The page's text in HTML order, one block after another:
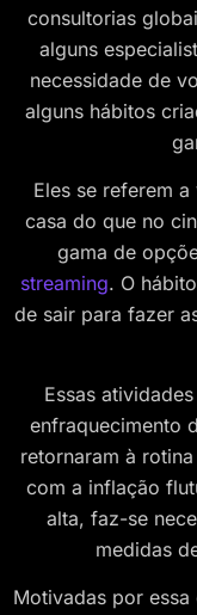
consultorias
alguns
necessidade de
alguns hábitos
Eles se referem
casa do que no
gama de
streaming. O
de sair para fazer
Essas
enfraquecimento
retornaram à
com a inflação
alta, faz-se
medidas
Motivadas por